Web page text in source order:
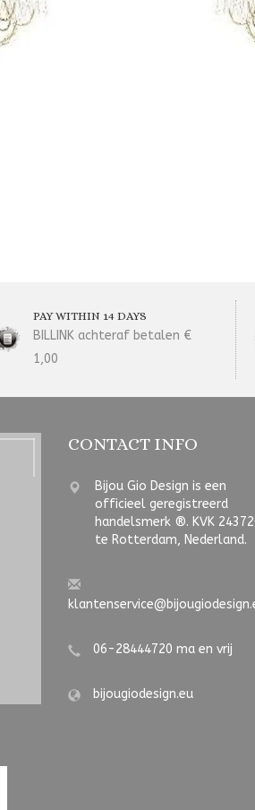
PAY WITHIN 14 DAYS
BILLINK achteraf betalen €
1,00
CONTACT INFO
Bijou Gio Design is een
officieel geregistreerd
handelsmerk ®. KVK
te Rotterdam, Nederland.
06-28444720 ma en vrij
bijougiodesign.eu